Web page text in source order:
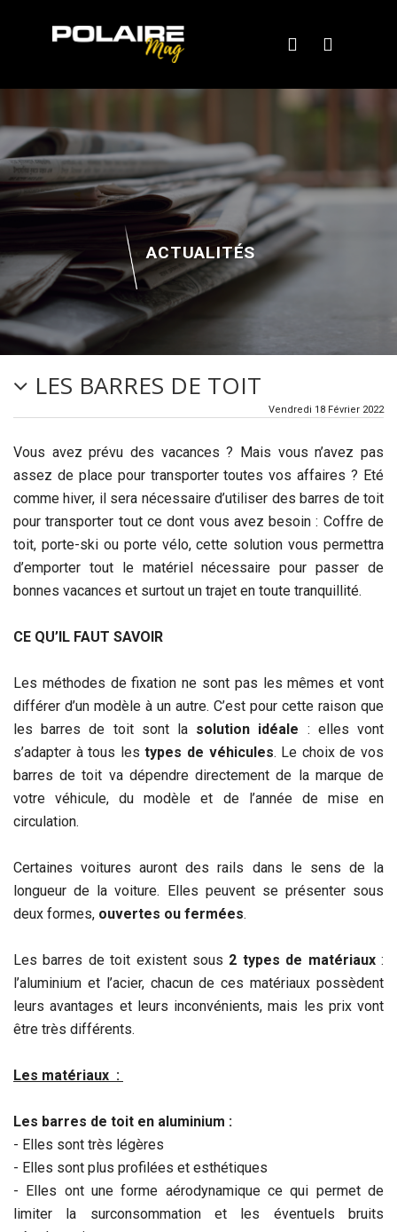
ACTUALITÉS
LES BARRES DE TOIT
Vendredi 18 Février 2022
Vous avez prévu des vacances ? Mais vous n’avez pas
assez de place pour transporter toutes vos affaires ? Eté
comme hiver, il sera nécessaire d’utiliser des barres de toit
pour transporter tout ce dont vous avez besoin : Coffre de
toit, porte-ski ou porte vélo, cette solution vous permettra
d’emporter tout le matériel nécessaire pour passer de
bonnes vacances et surtout un trajet en toute tranquillité.
CE QU’IL FAUT SAVOIR
Les méthodes de fixation ne sont pas les mêmes et vont
différer d’un modèle à un autre. C’est pour cette raison que
les barres de toit sont la solution idéale : elles vont
s’adapter à tous lestypes de véhicules. Le choix de vos
barres de toit va dépendre directement de la marque de
votre véhicule, du modèle et de l’année de mise en
circulation.
Certaines voitures auront des rails dans le sens de la
longueur de la voiture. Elles peuvent se présenter sous
deux formes, ouvertes ou fermées.
Les barres de toit existent sous 2 types de matériaux:
l’aluminium et l’acier, chacun de ces matériaux possèdent
leurs avantages et leurs inconvénients, mais les prix vont
être très différents.
Les matériaux :
Les barres de toit en aluminium :
- Elles sont très légères
- Elles sont plus profilées et esthétiques
- Elles ont une forme aérodynamique ce qui permet de
limiter la surconsommation et les éventuels bruits